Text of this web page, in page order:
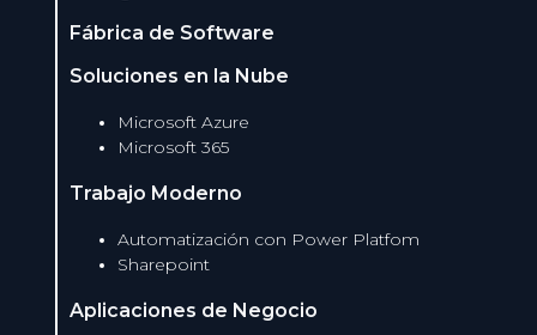
Fábrica de Software
Soluciones en la Nube
Microsoft Azure
Microsoft 365
Trabajo Moderno
Automatización con Power Platfom
Sharepoint
Aplicaciones de Negocio